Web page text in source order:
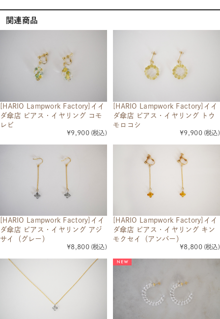
関連商品
[HARIO Lampwork Factory]イイ
ダ傘店 ピアス・イヤリング コモ
レビ
¥9,900 (税込)
[HARIO Lampwork Factory]イイ
ダ傘店 ピアス・イヤリング トウ
モロコシ
¥9,900 (税込)
[HARIO Lampwork Factory]イイ
ダ傘店 ピアス・イヤリング アジ
サイ（グレー）
¥8,800 (税込)
[HARIO Lampwork Factory]イイ
ダ傘店 ピアス・イヤリング キン
モクセイ（アンバー）
¥8,800 (税込)